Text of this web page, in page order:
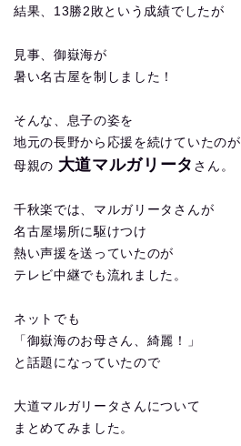
結果、13勝2敗という成績でしたが
見事、御嶽海が
暑い名古屋を制しました！
そんな、息子の姿を
地元の長野から応援を続けていたのが
母親の 大道マルガリータ さん。
千秋楽では、マルガリータさんが
名古屋場所に駆けつけ
熱い声援を送っていたのが
テレビ中継でも流れました。
ネットでも
「御嶽海のお母さん、綺麗！」
と話題になっていたので
大道マルガリータさんについて
まとめてみました。